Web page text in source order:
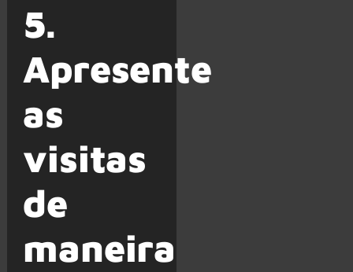
5.
Apresente
as
visitas
de
maneira